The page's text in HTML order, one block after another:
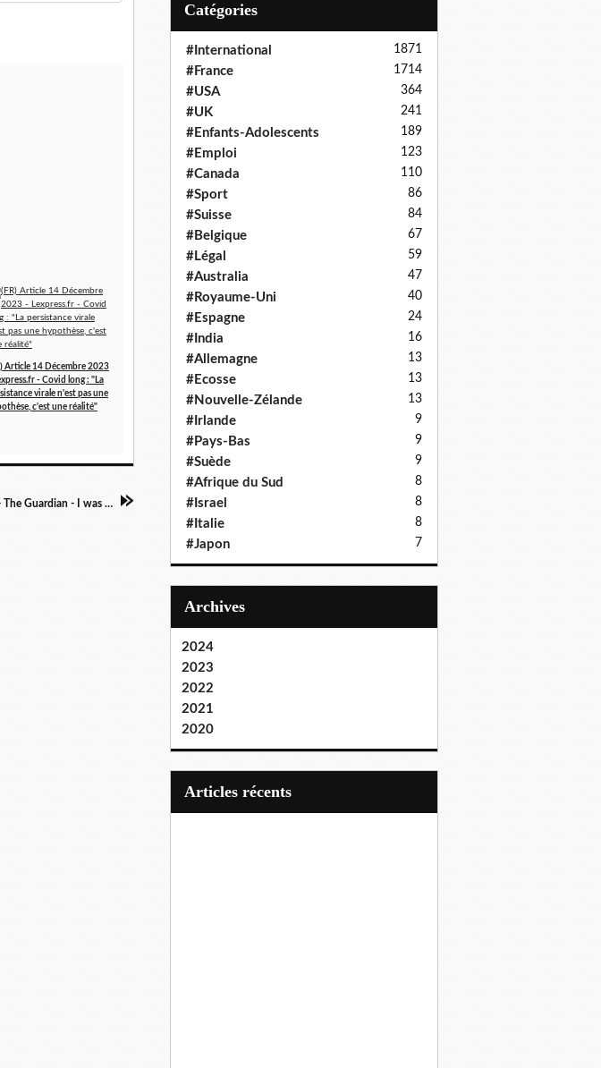
Article 14 Décembre 2023
- Covid long : "La
virale n'est pas une
c'est une réalité"
Article 13 septembre 2020 - The Guardian - I was infected with coronavirus in March, six months on I’m still unwell
Catégories
#International 1871
#France 1714
#USA 364
#UK 241
#Enfants-Adolescents 189
#Emploi 123
#Canada 110
#Sport 86
#Suisse 84
#Belgique 67
#Légal 59
#Australia 47
#Royaume-Uni 40
#Espagne 24
#India 16
#Allemagne 13
#Ecosse 13
#Nouvelle-Zélande 13
#Irlande 9
#Pays-Bas 9
#Suède 9
#Afrique du Sud 8
#Israel 8
#Italie 8
#Japon 7
Archives
2024
2023
2022
2021
2020
articles récents